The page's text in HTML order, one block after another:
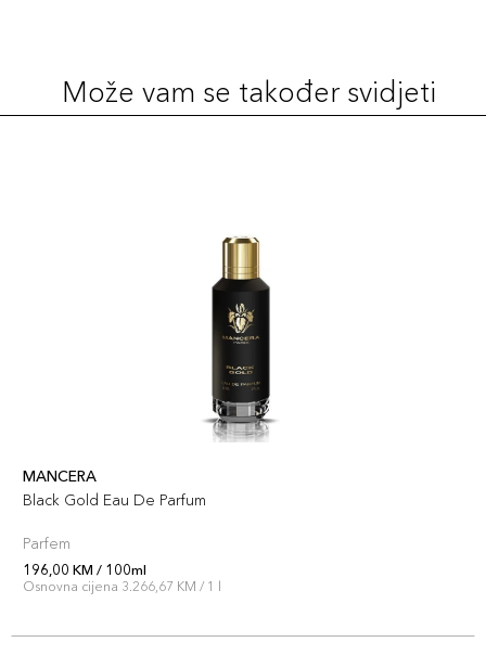
Može vam se također svidjeti
MANCERA
Black Gold Eau De Parfum
Parfem
196,00 KM / 100ml
Osnovna cijena 3.266,67 KM / 1 l